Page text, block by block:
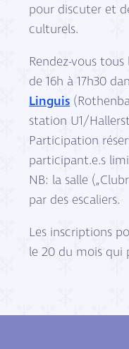
pour discuter et
culturels.
Rendez-vous
de 16h à 17h30
Linguis
station U1/
Participation
participant.e.s
NB: la salle
par des escaliers.
Les inscriptions
le 20 du mois qui